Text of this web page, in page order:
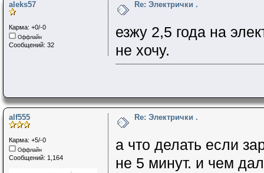
aleks57
Карма: +0/-0
Оффлайн
Сообщений: 32
Re: Электрички .
езжу 2,5 года на
не хочу.
alf555
Карма: +5/-0
Оффлайн
Сообщений: 1,164
Re: Электрички .
а что делать если
не 5 минут. и чем